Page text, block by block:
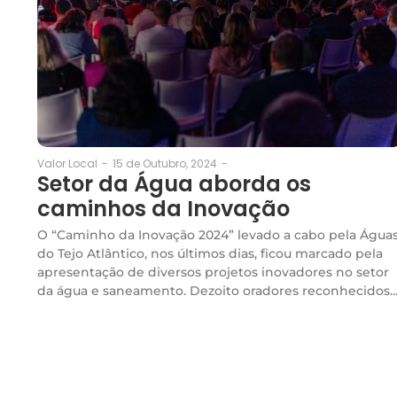
Valor Local - 15 de Outubro, 2024 -
Setor da Água aborda os
caminhos da Inovação
O “Caminho da Inovação 2024” levado a cabo pela
do Tejo Atlântico, nos últimos dias, ficou marcado pela
apresentação de diversos projetos inovadores no setor
da água e saneamento. Dezoito oradores reconhecidos...